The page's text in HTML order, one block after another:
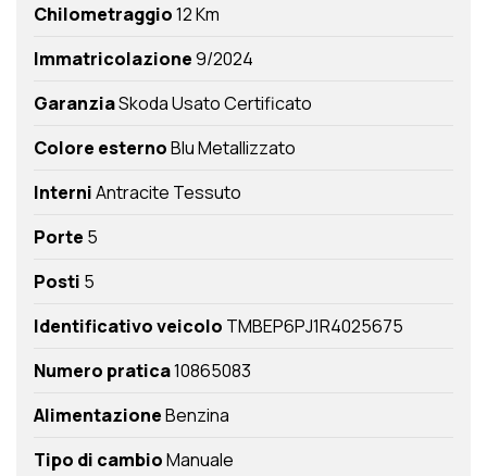
Chilometraggio12 Km
Immatricolazione9/2024
GaranziaSkoda Usato Certificato
Colore esternoBlu Metallizzato
InterniAntracite Tessuto
Porte 5
Posti 5
Identificativo veicolo TMBEP6PJ1R4025675
Numero pratica10865083
AlimentazioneBenzina
Tipo di cambioManuale